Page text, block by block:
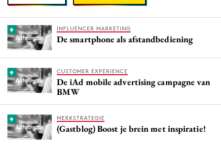
INFLUENCER MARKETING
De smartphone als afstandbediening
CUSTOMER EXPERIENCE
De iAd mobile advertising campagne van
BMW
MERKSTRATEGIE
(Gastblog) Boost je brein met inspiratie!